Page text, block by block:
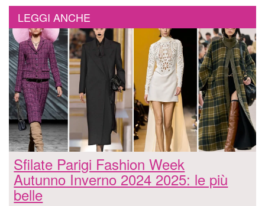
LEGGI ANCHE
Sfilate Parigi Fashion Week
Autunno Inverno 2024 2025: le più
belle